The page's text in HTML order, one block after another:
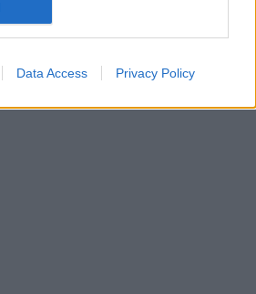
Data Access Privacy Policy